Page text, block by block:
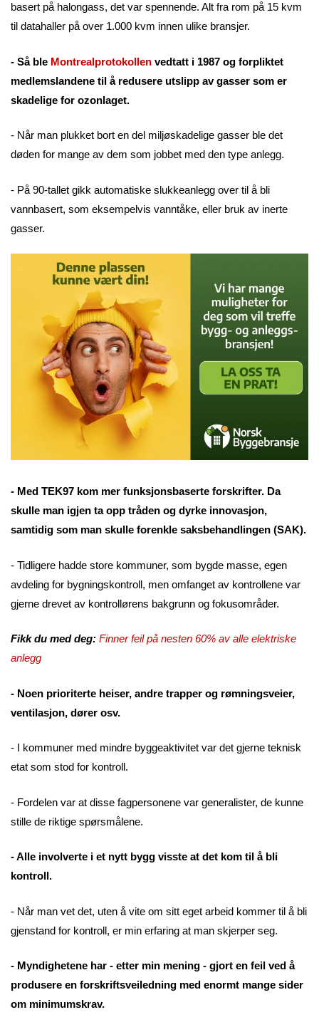
basert på halongass, det var spennende. Alt fra rom på 15 kvm
til datahaller på over 1.000 kvm innen ulike bransjer.
- Så ble Montrealprotokollen vedtatt i 1987 og forpliktet
medlemslandene til å redusere utslipp av gasser som er
skadelige for ozonlaget.
- Når man plukket bort en del miljøskadelige gasser ble det
døden for mange av dem som jobbet med den type anlegg.
- På 90-tallet gikk automatiske slukkeanlegg over til å bli
vannbasert, som eksempelvis vanntåke, eller bruk av inerte
gasser.
- Med TEK97 kom mer funksjonsbaserte forskrifter. Da
skulle man igjen ta opp tråden og dyrke innovasjon,
samtidig som man skulle forenkle saksbehandlingen (SAK).
- Tidligere hadde store kommuner, som bygde masse, egen
avdeling for bygningskontroll, men omfanget av kontrollene var
gjerne drevet av kontrollørens bakgrunn og fokusområder.
Fikk du med deg: Finner feil på nesten 60% av alle elektriske
anlegg
- Noen prioriterte heiser, andre trapper og rømningsveier,
ventilasjon, dører osv.
- I kommuner med mindre byggeaktivitet var det gjerne teknisk
etat som stod for kontroll.
- Fordelen var at disse fagpersonene var generalister, de kunne
stille de riktige spørsmålene.
- Alle involverte i et nytt bygg visste at det kom til å bli
kontroll.
- Når man vet det, uten å vite om sitt eget arbeid kommer til å bli
gjenstand for kontroll, er min erfaring at man skjerper seg.
- Myndighetene har - etter min mening - gjort en feil ved å
produsere en forskriftsveiledning med enormt mange sider
om minimumskrav.